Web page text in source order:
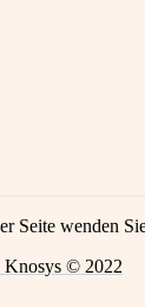
Seite wenden
Knosys © 2022